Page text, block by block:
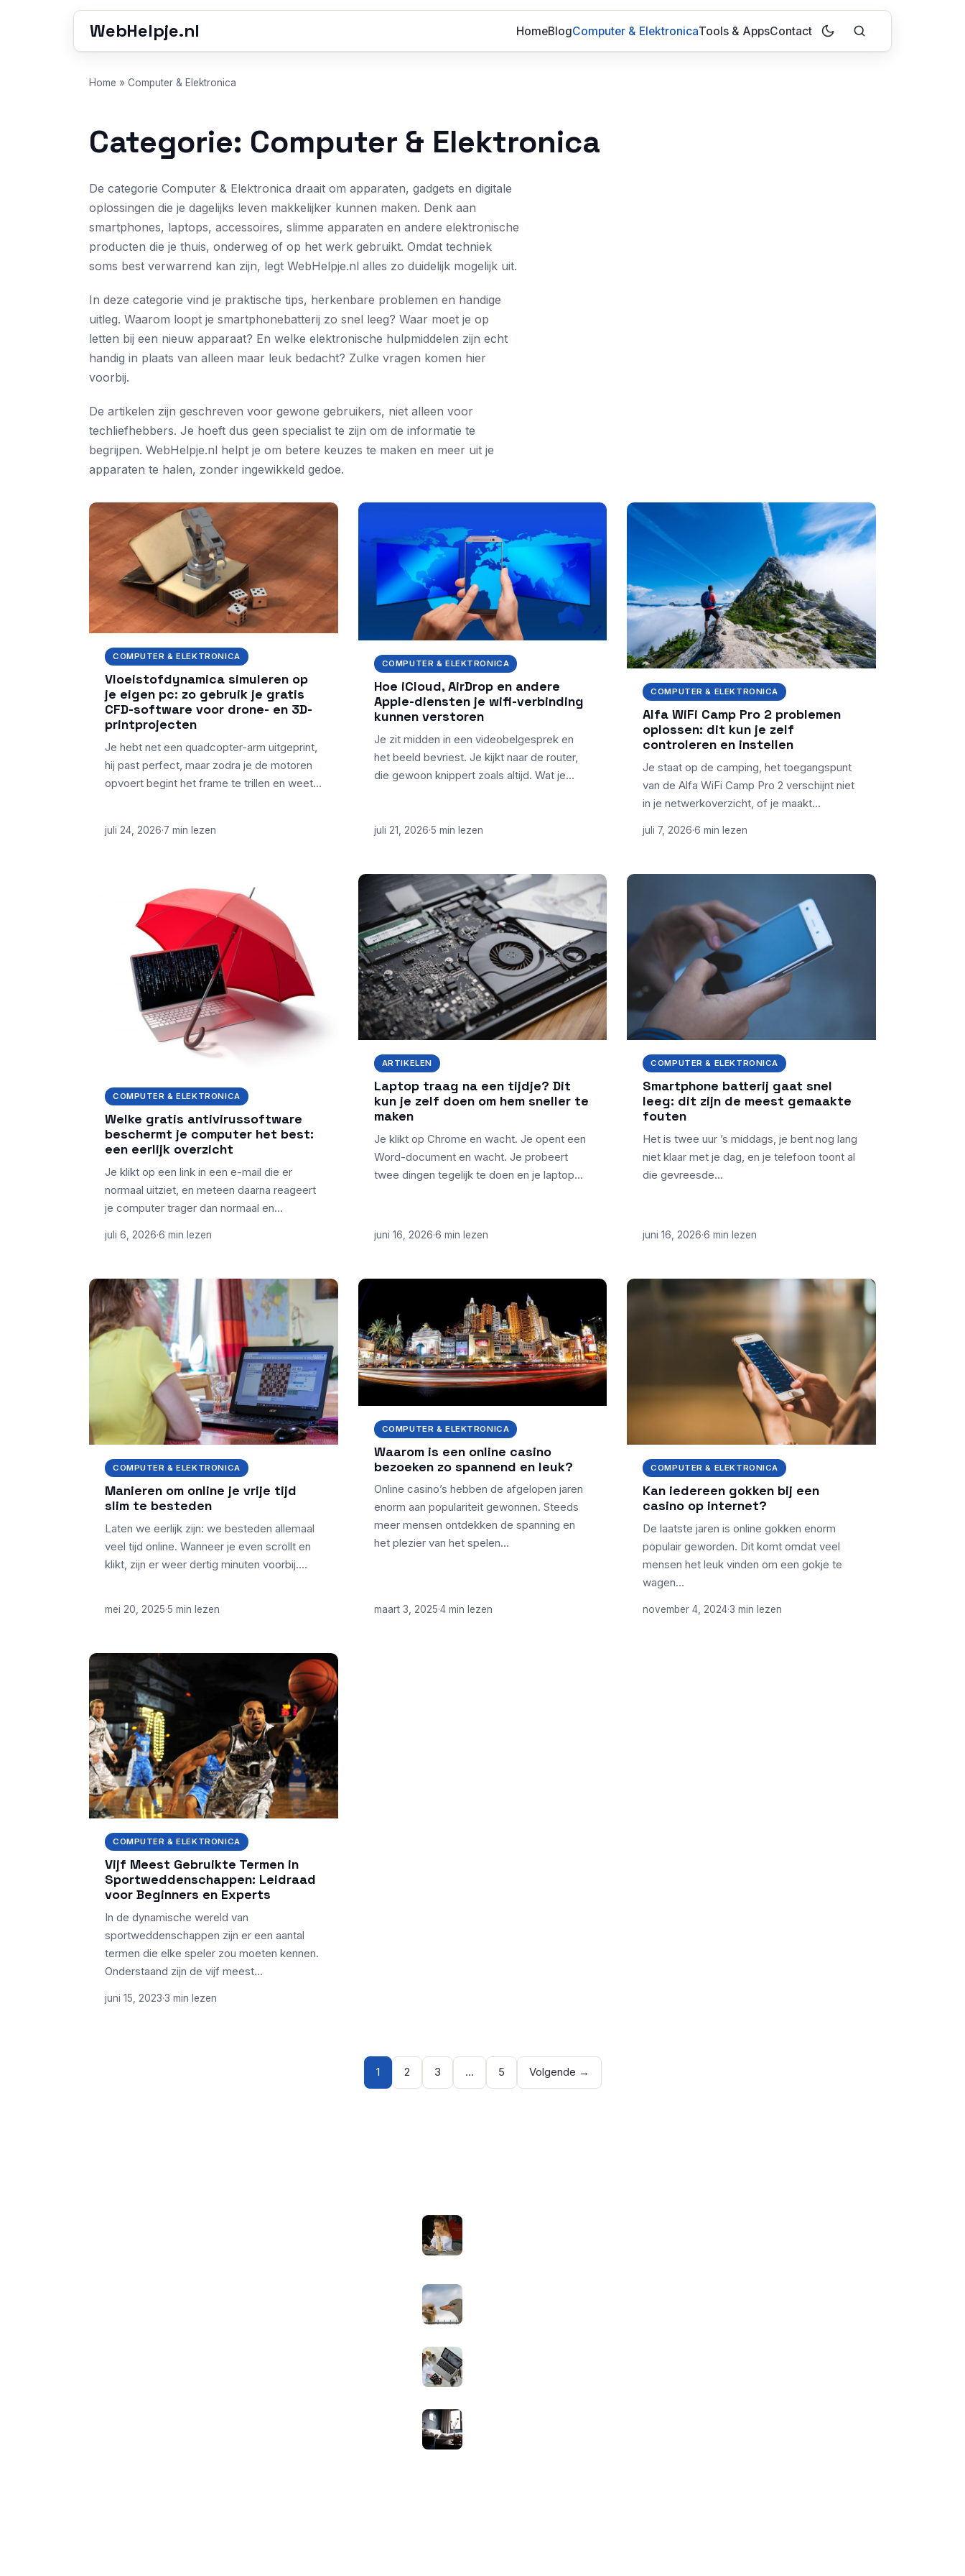
WebHelpje.nl HomeBlogComputer & ElektronicaTools & AppsContact
Home » Computer & Elektronica
Categorie: Computer & Elektronica
De categorie Computer & Elektronica draait om apparaten, gadgets en digitale
oplossingen die je dagelijks leven makkelijker kunnen maken. Denk aan
smartphones, laptops, accessoires, slimme apparaten en andere elektronische
producten die je thuis, onderweg of op het werk gebruikt. Omdat techniek
soms best verwarrend kan zijn, legt WebHelpje.nl alles zo duidelijk mogelijk uit.
In deze categorie vind je praktische tips, herkenbare problemen en handige
uitleg. Waarom loopt je smartphonebatterij zo snel leeg? Waar moet je op
letten bij een nieuw apparaat? En welke elektronische hulpmiddelen zijn echt
handig in plaats van alleen maar leuk bedacht? Zulke vragen komen hier
voorbij.
De artikelen zijn geschreven voor gewone gebruikers, niet alleen voor
techliefhebbers. Je hoeft dus geen specialist te zijn om de informatie te
begrijpen. WebHelpje.nl helpt je om betere keuzes te maken en meer uit je
apparaten te halen, zonder ingewikkeld gedoe.
COMPUTER & ELEKTRONICA
Vloeistofdynamica simuleren op
je eigen pc: zo gebruik je gratis
CFD-software voor drone- en 3D-
printprojecten
Je hebt net een quadcopter-arm uitgeprint,
hij past perfect, maar zodra je de motoren
opvoert begint het frame te trillen en weet…
juli 24, 2026·7 min lezen
COMPUTER & ELEKTRONICA
Hoe iCloud, AirDrop en andere
Apple-diensten je wifi-verbinding
kunnen verstoren
Je zit midden in een videobelgesprek en
het beeld bevriest. Je kijkt naar de router,
die gewoon knippert zoals altijd. Wat je…
juli 21, 2026·5 min lezen
COMPUTER & ELEKTRONICA
Alfa WiFi Camp Pro 2 problemen
oplossen: dit kun je zelf
controleren en instellen
Je staat op de camping, het toegangspunt
van de Alfa WiFi Camp Pro 2 verschijnt niet
in je netwerkoverzicht, of je maakt…
juli 7, 2026·6 min lezen
COMPUTER & ELEKTRONICA
Welke gratis antivirussoftware
beschermt je computer het best:
een eerlijk overzicht
Je klikt op een link in een e-mail die er
normaal uitziet, en meteen daarna reageert
je computer trager dan normaal en…
juli 6, 2026·6 min lezen
ARTIKELEN
Laptop traag na een tijdje? Dit
kun je zelf doen om hem sneller te
maken
Je klikt op Chrome en wacht. Je opent een
Word-document en wacht. Je probeert
twee dingen tegelijk te doen en je laptop…
juni 16, 2026·6 min lezen
COMPUTER & ELEKTRONICA
Smartphone batterij gaat snel
leeg: dit zijn de meest gemaakte
fouten
Het is twee uur ’s middags, je bent nog lang
niet klaar met je dag, en je telefoon toont al
die gevreesde…
juni 16, 2026·6 min lezen
COMPUTER & ELEKTRONICA
Manieren om online je vrije tijd
slim te besteden
Laten we eerlijk zijn: we besteden allemaal
veel tijd online. Wanneer je even scrollt en
klikt, zijn er weer dertig minuten voorbij.…
mei 20, 2025·5 min lezen
COMPUTER & ELEKTRONICA
Waarom is een online casino
bezoeken zo spannend en leuk?
Online casino’s hebben de afgelopen jaren
enorm aan populariteit gewonnen. Steeds
meer mensen ontdekken de spanning en
het plezier van het spelen…
maart 3, 2025·4 min lezen
COMPUTER & ELEKTRONICA
Kan iedereen gokken bij een
casino op internet?
De laatste jaren is online gokken enorm
populair geworden. Dit komt omdat veel
mensen het leuk vinden om een gokje te
wagen…
november 4, 2024·3 min lezen
COMPUTER & ELEKTRONICA
Vijf Meest Gebruikte Termen in
Sportweddenschappen: Leidraad
voor Beginners en Experts
In de dynamische wereld van
sportweddenschappen zijn er een aantal
termen die elke speler zou moeten kennen.
Onderstaand zijn de vijf meest…
juni 15, 2023·3 min lezen
1 2 3 … 5 Volgende →
gebruik buiten in de zomer:
helderheid, reflectie en kleur
goed instellen
controleer je via Apple zelf of je
oordopjes echt zijn
augustus 1, 2026
welke reeks past bij welk gebruik
en wat zijn de echte verschillen?
hotel-wifi: waarom het vaak
mislukt en hoe je het oplost
juli 27, 2026